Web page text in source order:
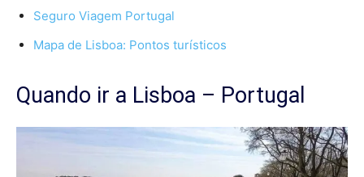
Seguro Viagem Portugal
Mapa de Lisboa: Pontos turísticos
Quando ir a Lisboa – Portugal